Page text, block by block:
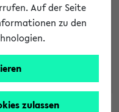
Auf der Seite
zu den
zulassen